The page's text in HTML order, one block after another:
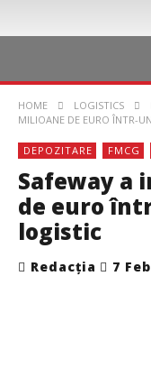
HOME LOGISTICS
MILIOANE DE EURO ÎNTR-
DEPOZITARE FMCG
Safeway a
de euro
logistic
Redacția 7